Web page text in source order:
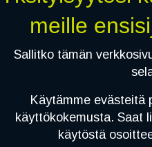
meille
Sallitko tämän
Käytämme evästeitä
käyttökokemusta. Saat
käytöstä